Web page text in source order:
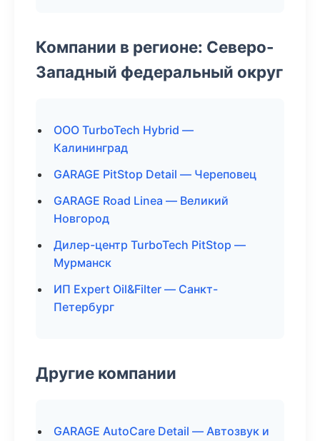
Компании в регионе: Северо-
Западный федеральный округ
ООО TurboTech Hybrid —
Калининград
GARAGE PitStop Detail — Череповец
GARAGE Road Linea — Великий
Новгород
Дилер-центр TurboTech PitStop —
Мурманск
ИП Expert Oil&Filter — Санкт-
Петербург
Другие компании
GARAGE AutoCare Detail — Автозвук и